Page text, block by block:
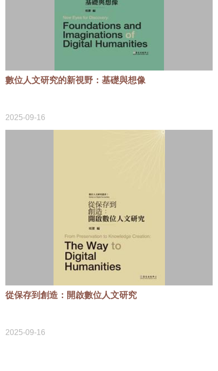
數位人文研究的新視野：基礎與想像
2025-09-16
從保存到創造：開啟數位人文研究
2025-09-16